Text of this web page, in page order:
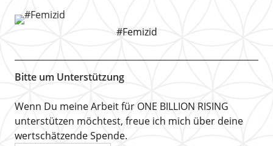
#Femizid
Bitte um Unterstützung
Wenn Du meine Arbeit für ONE BILLION RISING
unterstützen möchtest, freue ich mich über deine
wertschätzende Spende.